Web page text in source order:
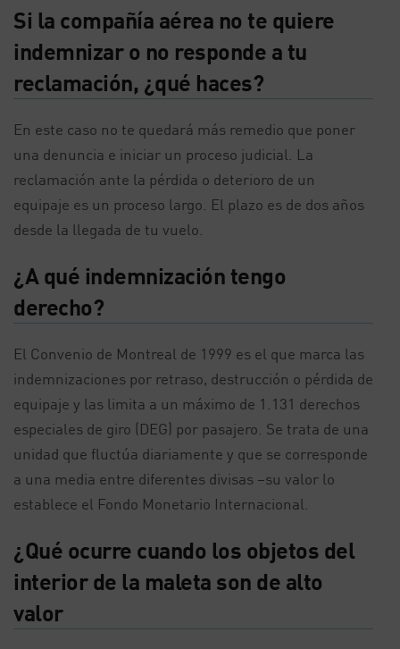
Si la compañía aérea no te quiere
indemnizar o no responde a tu
reclamación, ¿qué haces?
En este caso no te quedará más remedio que poner
una denuncia e iniciar un proceso judicial. La
reclamación ante la pérdida o deterioro de un
equipaje es un proceso largo. El plazo es de dos años
desde la llegada de tu vuelo.
¿A qué indemnización tengo
derecho?
El Convenio de Montreal de 1999 es el que marca las
indemnizaciones por retraso, destrucción o pérdida de
equipaje y las limita a un máximo de 1.131 derechos
especiales de giro (DEG) por pasajero. Se trata de una
unidad que fluctúa diariamente y que se corresponde
a una media entre diferentes divisas –su valor lo
establece el Fondo Monetario Internacional.
¿Qué ocurre cuando los objetos del
interior de la maleta son de alto
valor